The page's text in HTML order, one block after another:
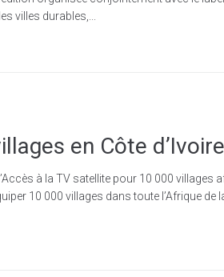
villes durables,...
en Côte d’Ivoire
à la TV satellite pour 10 000 villages
10 000 villages dans toute l’Afrique de